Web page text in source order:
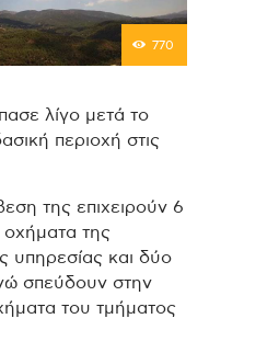
770
λίγο μετά το
περιοχή στις
της επιχειρούν 6
οχήματα της
υπηρεσίας και δύο
σπεύδουν στην
του τμήματος